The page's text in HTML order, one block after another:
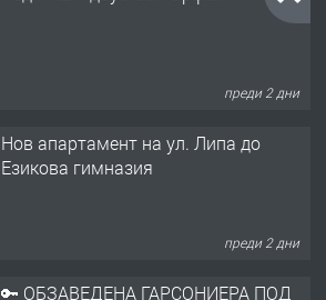
преди 2 дни
Нов апартамент на ул. Липа до
Езикова гимназия
преди 2 дни
🔑 ОБЗАВЕДЕНА ГАРСОНИЕРА ПОД